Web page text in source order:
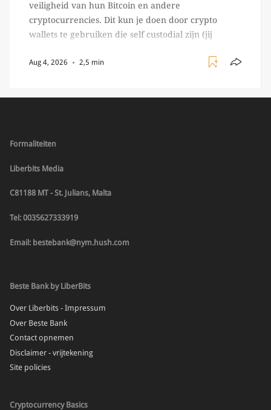
veiligheid van hun Bitcoin en andere
cryptocurrencies. Dit kun je doen door crypto
wallets te gebruiken die self custodial zijn (jij
Ledger of Trezor bijvoorbeeld. Echter, op 29 juli
Aug 4, 2026 2,5 min
Formaliteiten
Liberbits Media
C81188 MT - St. Julians, Malta
Tel: 0035627333919
Email: bestebank@nym.hush.com
Beste Bank by LiberBits
Over Liberbits - Impressum
Over Beste Bank
Contact opnemen
Disclaimer - vrijtekening
Site policies
Cryptocurrency Basics